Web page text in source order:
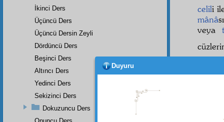
celili
mânâ
veya
İkinci Ders
Üçüncü Ders
Üçüncü Dersin Zeyli
Dördüncü Ders
Beşinci Ders
Altıncı Ders
Yedinci Ders
Sekizinci Ders
Dokuzuncu Ders
Duyuru